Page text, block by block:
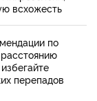
всхожесть
по
перепадов